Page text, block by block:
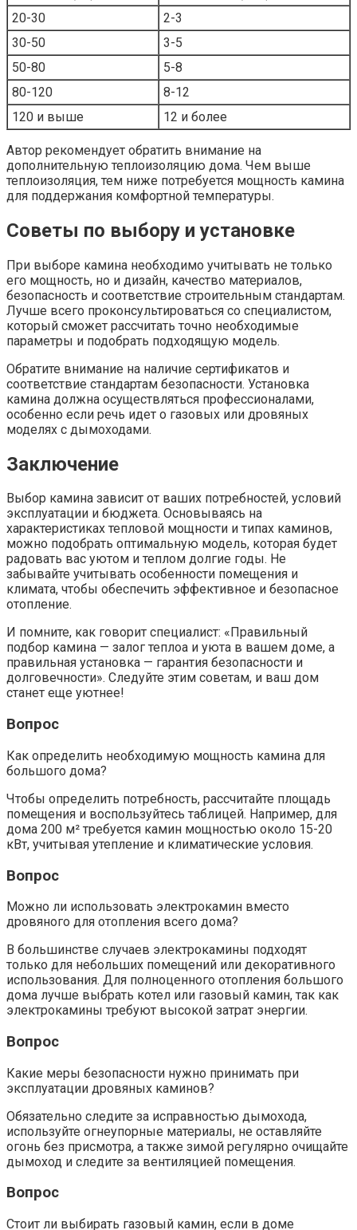
20-30
2-3
30-50
3-5
50-80
5-8
80-120
8-12
120 и выше
12 и более
Автор рекомендует обратить внимание на
дополнительную теплоизоляцию дома. Чем выше
теплоизоляция, тем ниже потребуется мощность камина
для поддержания комфортной температуры.
Советы по выбору и установке
При выборе камина необходимо учитывать не только
его мощность, но и дизайн, качество материалов,
безопасность и соответствие строительным стандартам.
Лучше всего проконсультироваться со специалистом,
который сможет рассчитать точно необходимые
параметры и подобрать подходящую модель.
Обратите внимание на наличие сертификатов и
соответствие стандартам безопасности. Установка
камина должна осуществляться профессионалами,
особенно если речь идет о газовых или дровяных
моделях с дымоходами.
Заключение
Выбор камина зависит от ваших потребностей, условий
эксплуатации и бюджета. Основываясь на
характеристиках тепловой мощности и типах каминов,
можно подобрать оптимальную модель, которая будет
радовать вас уютом и теплом долгие годы. Не
забывайте учитывать особенности помещения и
климата, чтобы обеспечить эффективное и безопасное
отопление.
И помните, как говорит специалист: «Правильный
подбор камина — залог теплоа и уюта в вашем доме, а
правильная установка — гарантия безопасности и
долговечности». Следуйте этим советам, и ваш дом
станет еще уютнее!
Вопрос
Как определить необходимую мощность камина для
большого дома?
Чтобы определить потребность, рассчитайте площадь
помещения и воспользуйтесь таблицей. Например, для
дома 200 м² требуется камин мощностью около 15-20
кВт, учитывая утепление и климатические условия.
Вопрос
Можно ли использовать электрокамин вместо
дровяного для отопления всего дома?
В большинстве случаев электрокамины подходят
только для небольших помещений или декоративного
использования. Для полноценного отопления большого
дома лучше выбрать котел или газовый камин, так как
электрокамины требуют высокой затрат энергии.
Вопрос
Какие меры безопасности нужно принимать при
эксплуатации дровяных каминов?
Обязательно следите за исправностью дымохода,
используйте огнеупорные материалы, не оставляйте
огонь без присмотра, а также зимой регулярно очищайте
дымоход и следите за вентиляцией помещения.
Вопрос
Стоит ли выбирать газовый камин, если в доме